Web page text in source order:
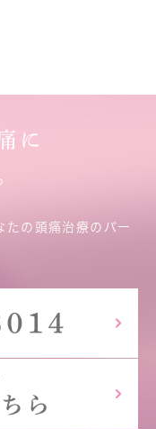
に
たの頭痛治療のパー